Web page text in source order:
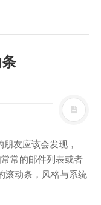
友应该会发现，
常的邮件列表或者
滚动条，风格与系统